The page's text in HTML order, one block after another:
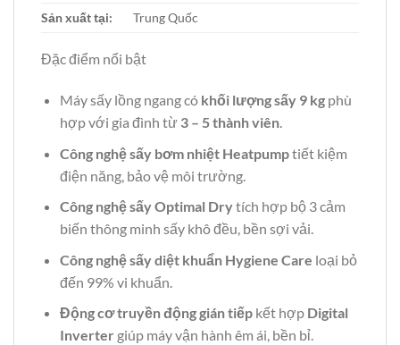
Sản xuất tại: Trung Quốc
Đặc điểm nổi bật
Máy sấy lồng ngang có khối lượng sấy 9 kgphù
hợp với gia đình từ3 – 5 thành viên.
Công nghệ sấy bơm nhiệt Heatpumptiết kiệm
điện năng, bảo vệ môi trường.
Công nghệ sấy Optimal Drytích hợp bộ 3 cảm
biến thông minh sấy khô đều, bền sợi vải.
Công nghệ sấy diệt khuẩn Hygiene Care loại bỏ
đến 99% vi khuẩn.
Động cơ truyền động gián tiếpkết hợp Digital
Inverter giúp máy vận hành êm ái, bền bỉ.